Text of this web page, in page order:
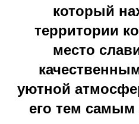
который
территории
место
уютной
его тем